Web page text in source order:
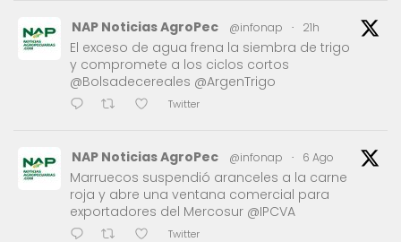
NAP Noticias AgroPec @infonap · 21h
El exceso de agua frena la siembra de trigo
y compromete a los ciclos cortos
@Bolsadecereales @ArgenTrigo
Twitter
NAP Noticias AgroPec @infonap · 6 Ago
Marruecos suspendió aranceles a la carne
roja y abre una ventana comercial para
exportadores del Mercosur @IPCVA
Twitter